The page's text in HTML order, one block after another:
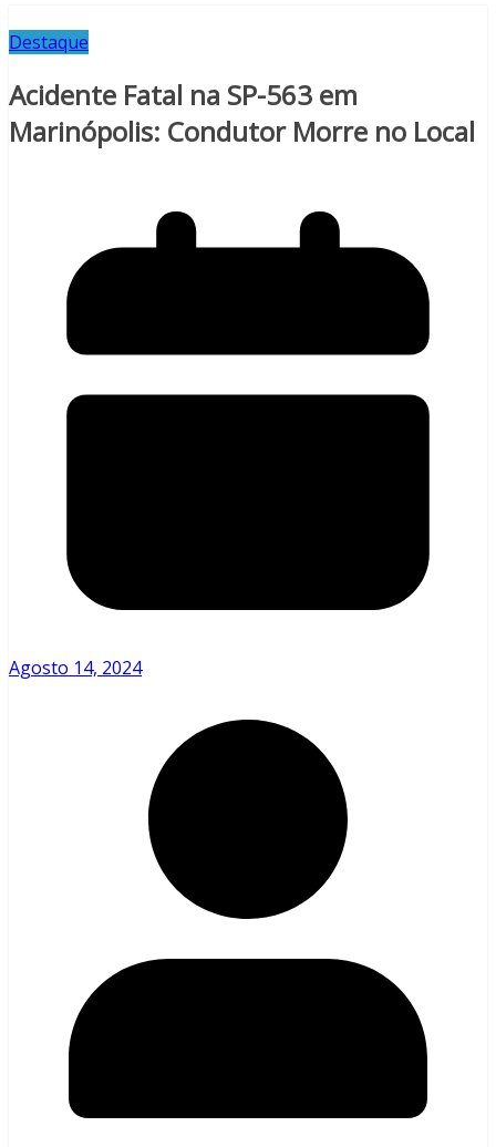
Destaque
Acidente Fatal na SP-563 em
Marinópolis: Condutor Morre no Local
Agosto 14, 2024